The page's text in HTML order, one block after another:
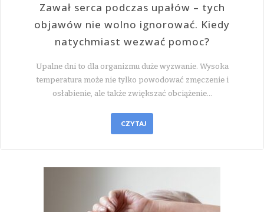
Zawał serca podczas upałów – tych
objawów nie wolno ignorować. Kiedy
natychmiast wezwać pomoc?
Upalne dni to dla organizmu duże wyzwanie. Wysoka
temperatura może nie tylko powodować zmęczenie i
osłabienie, ale także zwiększać obciążenie…
CZYTAJ